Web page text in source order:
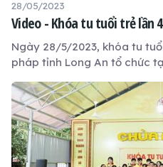
28/05/2023
Video - Khóa tu tuổi trẻ lần 4
Ngày 28/5/2023, khóa tu
pháp tỉnh Long An tổ chức